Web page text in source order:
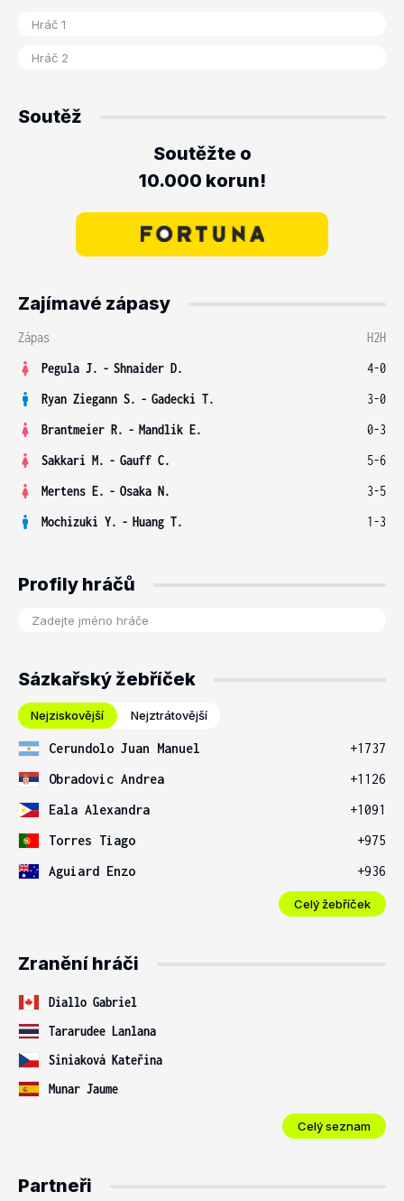
Soutěž
Soutěžte o
10.000 korun!
Zajímavé zápasy
Zápas
H2H
Pegula J. - Shnaider D.
4-0
Ryan Ziegann S. - Gadecki T.
3-0
Brantmeier R. - Mandlik E.
0-3
Sakkari M. - Gauff C.
5-6
Mertens E. - Osaka N.
3-5
Mochizuki Y. - Huang T. 1-3
Profily hráčů
Sázkařský žebříček
Nejziskovější Nejztrátovější
Cerundolo Juan Manuel
+1737
Obradovic Andrea
+1126
Eala Alexandra
+1091
Torres Tiago
+975
Aguiard Enzo
+936
Celý žebříček
Zranění hráči
Diallo Gabriel
Tararudee Lanlana
Siniaková Kateřina
Munar Jaume
Celý seznam
Partneři